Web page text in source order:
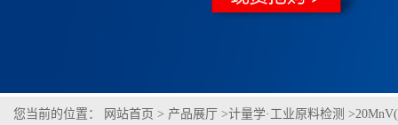
您当前的位置： 网站首页 > 产品展厅 >计量学·工业原料检测 >